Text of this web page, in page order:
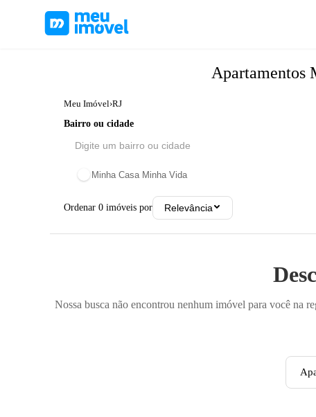
Apartamentos
Meu Imóvel›RJ
Bairro ou cidade
Minha Casa Minha Vida
Ordenar 0 imóveis por Relevância
Nossa busca não encontrou nenhum imóvel para você na